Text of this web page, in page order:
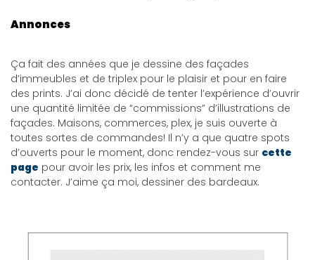
Annonces
Ça fait des années que je dessine des façades
d’immeubles et de triplex pour le plaisir et pour en faire
des prints. J’ai donc décidé de tenter l’expérience d’ouvrir
une quantité limitée de “commissions” d’illustrations de
façades. Maisons, commerces, plex, je suis ouverte à
toutes sortes de commandes! Il n’y a que quatre spots
d’ouverts pour le moment, donc rendez-vous sur cette
page pour avoir les prix, les infos et comment me
contacter. J’aime ça moi, dessiner des bardeaux.